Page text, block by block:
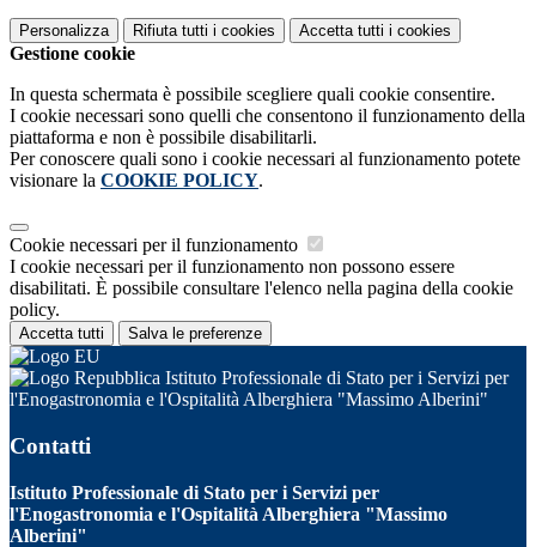
Personalizza Rifiuta tutti i cookies Accetta tutti i cookies
Gestione cookie
In questa schermata è possibile scegliere quali cookie consentire.
I cookie necessari sono quelli che consentono il funzionamento della
piattaforma e non è possibile disabilitarli.
Per conoscere quali sono i cookie necessari al funzionamento potete
visionare la COOKIE POLICY.
Cookie necessari per il funzionamento
I cookie necessari per il funzionamento non possono essere
disabilitati. È possibile consultare l'elenco nella pagina della cookie
policy.
Accetta tutti Salva le preferenze
Istituto Professionale di Stato per i Servizi per
l'Enogastronomia e l'Ospitalità Alberghiera "Massimo Alberini"
Contatti
Istituto Professionale di Stato per i Servizi per
l'Enogastronomia e l'Ospitalità Alberghiera "Massimo
Alberini"